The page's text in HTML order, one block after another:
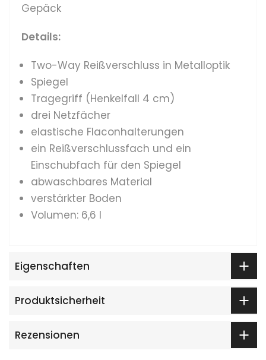
Gepäck
Details:
Two-Way Reißverschluss in Metalloptik
Spiegel
Tragegriff (Henkelfall 4 cm)
drei Netzfächer
elastische Flaconhalterungen
ein Reißverschlussfach und ein
Einschubfach für den Spiegel
abwaschbares Material
verstärkter Boden
Volumen: 6,6 l
Eigenschaften
Produktsicherheit
Rezensionen